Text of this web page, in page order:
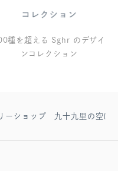
種を超える Sghr のデザイ
ンコレクション
ーショップ 九十九里の空に